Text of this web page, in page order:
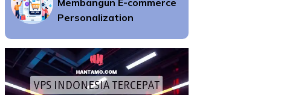
Membangun E-commerce
Personalization